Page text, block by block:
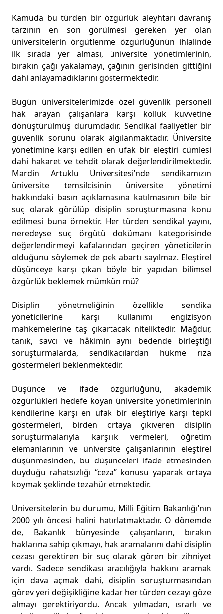
Kamuda bu türden bir özgürlük aleyhtarı davranış
tarzının en son görülmesi gereken yer olan
üniversitelerin örgütlenme özgürlüğünün ihlalinde
ilk sırada yer alması, üniversite yönetimlerinin,
bırakın çağı yakalamayı, çağının gerisinden gittiğini
dahi anlayamadıklarını göstermektedir.
Bugün üniversitelerimizde özel güvenlik personeli
hak arayan çalışanlara karşı kolluk kuvvetine
dönüştürülmüş durumdadır. Sendikal faaliyetler bir
güvenlik sorunu olarak algılanmaktadır. Üniversite
yönetimine karşı edilen en ufak bir eleştiri cümlesi
dahi hakaret ve tehdit olarak değerlendirilmektedir.
Mardin Artuklu Üniversitesi’nde sendikamızın
üniversite temsilcisinin üniversite yönetimi
hakkındaki basın açıklamasına katılmasının bile bir
suç olarak görülüp disiplin soruşturmasına konu
edilmesi buna örnektir. Her türden sendikal yayını,
neredeyse suç örgütü dokümanı kategorisinde
değerlendirmeyi kafalarından geçiren yöneticilerin
olduğunu söylemek de pek abartı sayılmaz. Eleştirel
düşünceye karşı çıkan böyle bir yapıdan bilimsel
özgürlük beklemek mümkün mü?
Disiplin yönetmeliğinin özellikle sendika
yöneticilerine karşı kullanımı engizisyon
mahkemelerine taş çıkartacak niteliktedir. Mağdur,
tanık, savcı ve hâkimin aynı bedende birleştiği
soruşturmalarda, sendikacılardan hükme rıza
göstermeleri beklenmektedir.
Düşünce ve ifade özgürlüğünü, akademik
özgürlükleri hedefe koyan üniversite yönetimlerinin
kendilerine karşı en ufak bir eleştiriye karşı tepki
göstermeleri, birden ortaya çıkıveren disiplin
soruşturmalarıyla karşılık vermeleri, öğretim
elemanlarının ve üniversite çalışanlarının eleştirel
düşünmesinden, bu düşünceleri ifade etmesinden
duyduğu rahatsızlığı “ceza” konusu yaparak ortaya
koymak şeklinde tezahür etmektedir.
Üniversitelerin bu durumu, Milli Eğitim Bakanlığı’nın
2000 yılı öncesi halini hatırlatmaktadır. O dönemde
de, Bakanlık bünyesinde çalışanların, bırakın
haklarına sahip çıkmayı, hak aramalarını dahi disiplin
cezası gerektiren bir suç olarak gören bir zihniyet
vardı. Sadece sendikası aracılığıyla hakkını aramak
için dava açmak dahi, disiplin soruşturmasından
görev yeri değişikliğine kadar her türden cezayı göze
almayı gerektiriyordu. Ancak yılmadan, ısrarlı ve